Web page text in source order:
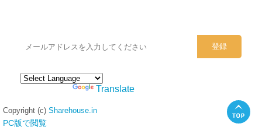
Translate
Copyright (c) Sharehouse.in
PC版で閲覧